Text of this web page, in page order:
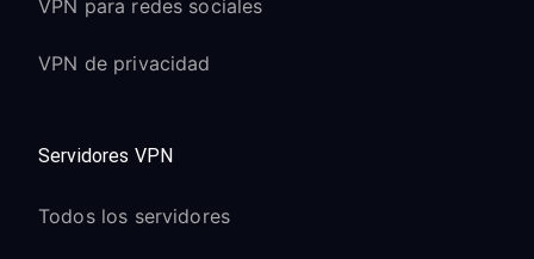
VPN para redes sociales
VPN de privacidad
Servidores VPN
Todos los servidores